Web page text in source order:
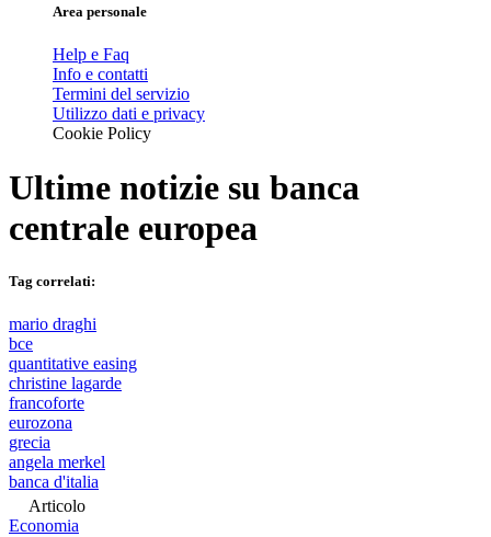
Area personale
Help e Faq
Info e contatti
Termini del servizio
Utilizzo dati e privacy
Cookie Policy
Ultime notizie su banca
centrale europea
Tag correlati:
mario draghi
bce
quantitative easing
christine lagarde
francoforte
eurozona
grecia
angela merkel
banca d'italia
Articolo
Economia